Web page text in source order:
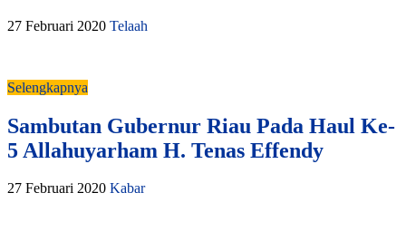
27 Februari 2020 Telaah
Selengkapnya
Sambutan Gubernur Riau Pada Haul Ke-
5 Allahuyarham H. Tenas Effendy
27 Februari 2020 Kabar